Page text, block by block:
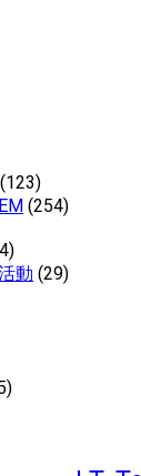
(123)
(254)
動 (29)